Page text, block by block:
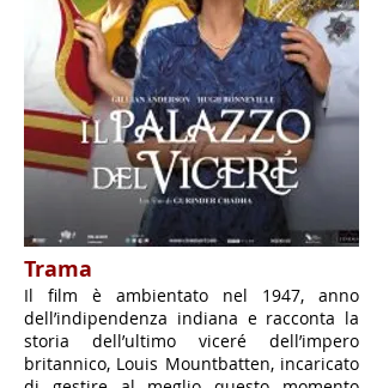
Trama
Il film è ambientato nel 1947, anno
dell’indipendenza indiana e racconta la
storia dell’ultimo viceré dell’impero
britannico, Louis Mountbatten, incaricato